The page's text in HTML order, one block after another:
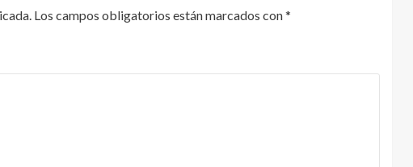
Los campos obligatorios están marcados con*